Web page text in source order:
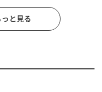
と見る